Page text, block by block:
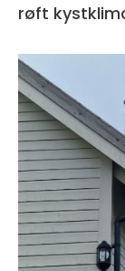
røft